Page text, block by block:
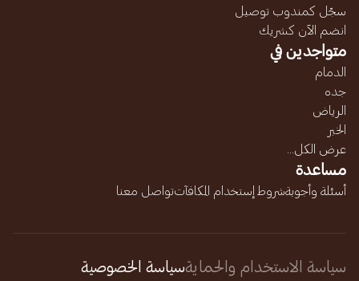
سجّل كمندوب توصيل
انضم الآن كشريك
متواجدين في
الدمام
جده
الرياض
الخبر
عرض الكل...
مساعدة
أسئلة وأجوبةشروط إستخدام المكافآتتواصل معنا
سياسة الاستخدام والحمايةسياسة الخصوصية